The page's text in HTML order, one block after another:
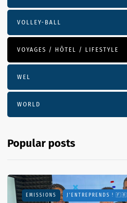
VOLLEY-BALL
VOYAGES / HÔTEL / LIFESTYLE
WEL
WORLD
Popular posts
EMISSIONS J'ENTREPRENDS ! 🇫🇷